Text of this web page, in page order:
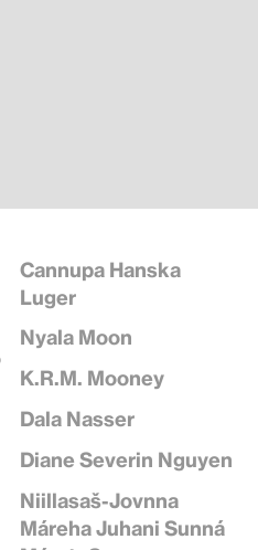
Cannupa Hanska
Luger
Nyala Moon
K.R.M. Mooney
Dala Nasser
Diane Severin Nguyen
Niillasaš-Jovnna
Máreha Juhani Sunná